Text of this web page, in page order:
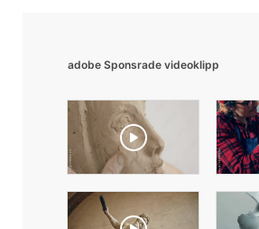
adobe Sponsrade videoklipp